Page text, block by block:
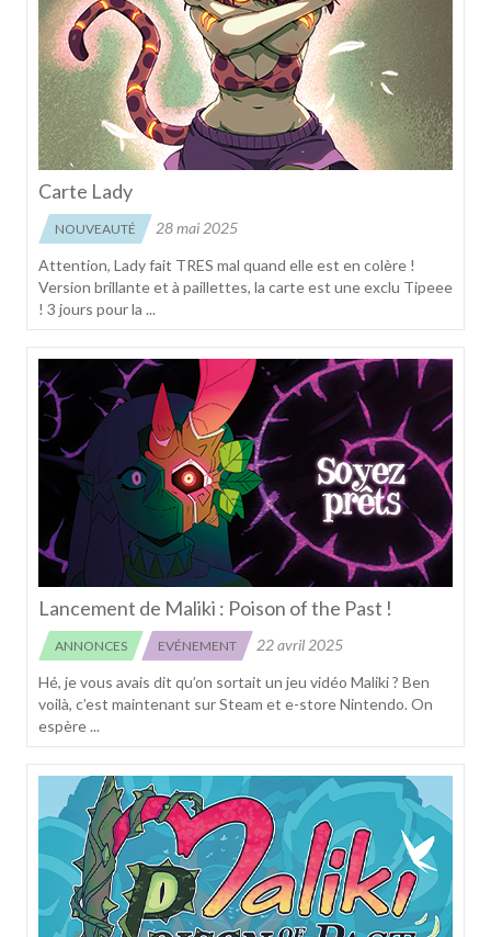
Carte Lady
NOUVEAUTÉ
28 mai 2025
Attention, Lady fait TRES mal quand elle est en colère !
Version brillante et à paillettes, la carte est une exclu Tipeee
! 3 jours pour la ...
Lancement de Maliki : Poison of the Past !
ANNONCES EVÉNEMENT
22 avril 2025
Hé, je vous avais dit qu’on sortait un jeu vidéo Maliki ? Ben
voilà, c’est maintenant sur Steam et e-store Nintendo. On
espère ...